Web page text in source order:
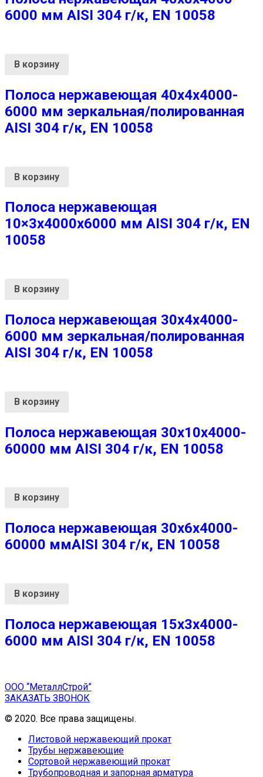
6000 мм AISI 304 г/к, EN 10058
В корзину
Полоса нержавеющая 40х4х4000-
6000 мм зеркальная/полированная
AISI 304 г/к, EN 10058
В корзину
Полоса нержавеющая
10×3х4000х6000 мм AISI 304 г/к, EN
10058
В корзину
Полоса нержавеющая 30х4х4000-
6000 мм зеркальная/полированная
AISI 304 г/к, EN 10058
В корзину
Полоса нержавеющая 30х10х4000-
60000 мм AISI 304 г/к, EN 10058
В корзину
Полоса нержавеющая 30х6х4000-
60000 ммAISI 304 г/к, EN 10058
В корзину
Полоса нержавеющая 15х3х4000-
6000 мм AISI 304 г/к, EN 10058
ООО “МеталлСтрой”
ЗАКАЗАТЬ ЗВОНОК
© 2020. Все права защищены.
Листовой нержавеющий прокат
Трубы нержавеющие
Сортовой нержавеющий прокат
Трубопроводная и запорная арматура